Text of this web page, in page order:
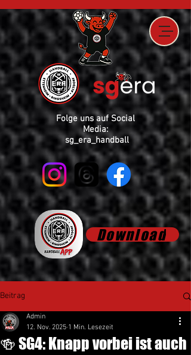
Download
Folge uns auf Social
Media:
sg_era_handball
Beitrag
🍻 SG4: Knapp vorbei ist auch
Admin
12. Nov. 2025 1 Min. Lesezeit